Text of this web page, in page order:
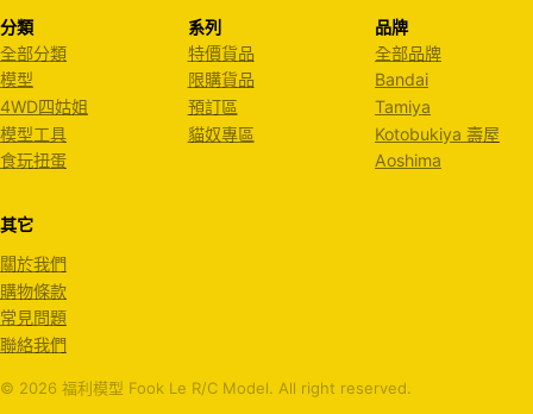
分類
全部分類
模型
4WD四姑姐
模型工具
食玩扭蛋
系列
特價貨品
限購貨品
預訂區
貓奴專區
品牌
全部品牌
Bandai
Tamiya
Kotobukiya 壽屋
Aoshima
其它
關於我們
購物條款
常見問題
聯絡我們
© 2026 福利模型 Fook Le R/C Model. All right reserved.